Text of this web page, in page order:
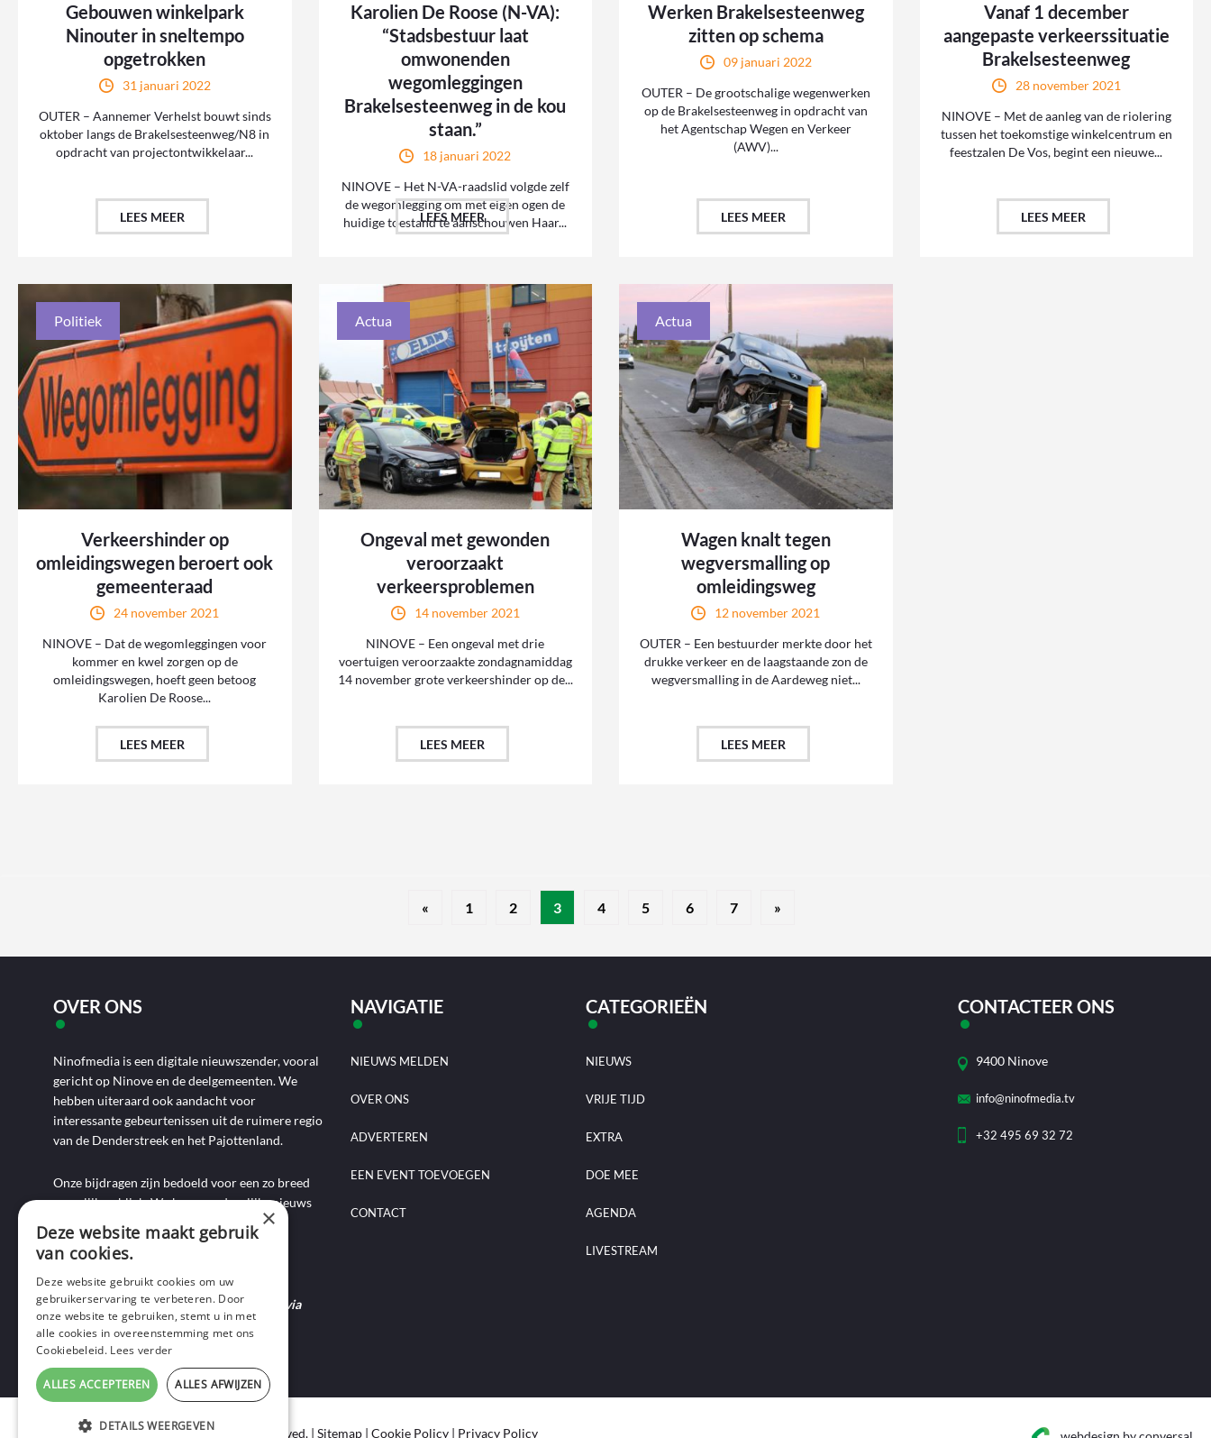
Gebouwen winkelpark
Ninouter in sneltempo
opgetrokken
31 januari 2022
OUTER – Aannemer Verhelst bouwt sinds
oktober langs de Brakelsesteenweg/N8 in
opdracht van projectontwikkelaar...
LEES MEER
Karolien De Roose (N-VA):
“Stadsbestuur laat
omwonenden
wegomleggingen
Brakelsesteenweg in de kou
staan.”
18 januari 2022
NINOVE – Het N-VA-raadslid volgde zelf
de wegomlegging om met eigen ogen de
huidige toestand te aanschouwen Haar...
LEES MEER
Werken Brakelsesteenweg
zitten op schema
09 januari 2022
OUTER – De grootschalige wegenwerken
op de Brakelsesteenweg in opdracht van
het Agentschap Wegen en Verkeer
(AWV)...
LEES MEER
Vanaf 1 december
aangepaste verkeerssituatie
Brakelsesteenweg
28 november 2021
NINOVE – Met de aanleg van de riolering
tussen het toekomstige winkelcentrum en
feestzalen De Vos, begint een nieuwe...
LEES MEER
Politiek
Verkeershinder op
omleidingswegen beroert ook
gemeenteraad
24 november 2021
NINOVE – Dat de wegomleggingen voor
kommer en kwel zorgen op de
omleidingswegen, hoeft geen betoog
Karolien De Roose...
LEES MEER
Actua
Ongeval met gewonden
veroorzaakt
verkeersproblemen
14 november 2021
NINOVE – Een ongeval met drie
voertuigen veroorzaakte zondagnamiddag
14 november grote verkeershinder op de...
LEES MEER
Actua
Wagen knalt tegen
wegversmalling op
omleidingsweg
12 november 2021
OUTER – Een bestuurder merkte door het
drukke verkeer en de laagstaande zon de
wegversmalling in de Aardeweg niet...
LEES MEER
« 1 2 3 4 5 6 7 »
OVER ONS
Ninofmedia is een digitale nieuwszender, vooral
gericht op Ninove en de deelgemeenten. We
hebben uiteraard ook aandacht voor
interessante gebeurtenissen uit de ruimere regio
van de Denderstreek en het Pajottenland.
Onze bijdragen zijn bedoeld voor een zo breed
mogelijk publiek. We brengen dagelijks nieuws
aan de hand van artikels, foto-, audio- en
videoverslagen, interviews, reportages en
commentaarstukken.
Heb je nieuws te melden? Contacteer ons via
mail of bel ons op 0495-69 32 72.
NAVIGATIE
NIEUWS MELDEN
OVER ONS
ADVERTEREN
EEN EVENT TOEVOEGEN
CONTACT
CATEGORIEËN
NIEUWS
VRIJE TIJD
EXTRA
DOE MEE
AGENDA
LIVESTREAM
CONTACTEER ONS
9400 Ninove
info@ninofmedia.tv
+32 495 69 32 72
Copyright © 2020 Ninof Media. All Rights Reserved. | Sitemap | Cookie Policy | Privacy Policy
×
Deze website maakt gebruik
van cookies.
Deze website gebruikt cookies om uw
gebruikerservaring te verbeteren. Door
onze website te gebruiken, stemt u in met
alle cookies in overeenstemming met ons
Cookiebeleid. Lees verder
ALLES ACCEPTEREN ALLES AFWIJZEN
DETAILS WEERGEVEN